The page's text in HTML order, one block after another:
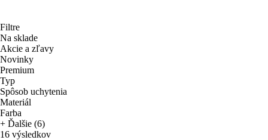
Filtre
Na sklade
Akcie a zľavy
Novinky
Premium
Typ
Spôsob uchytenia
Materiál
Farba
+ Ďalšie (6)
16 výsledkov